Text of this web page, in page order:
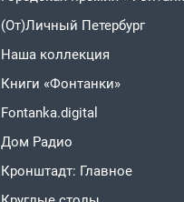
(От)Личный Петербург
Наша коллекция
Книги «Фонтанки»
Fontanka.digital
Дом Радио
Кронштадт: Главное